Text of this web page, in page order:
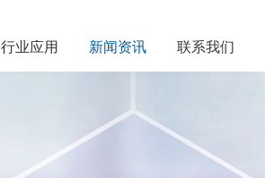
行业应用 新闻资讯 联系我们